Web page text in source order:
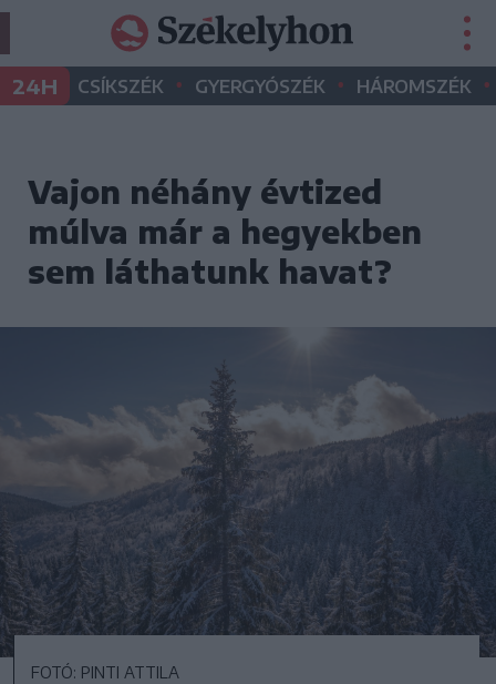
24H CSÍKSZÉK • GYERGYÓSZÉK • HÁROMSZÉK •
Vajon néhány évtized
múlva már a hegyekben
sem láthatunk havat?
FOTÓ: PINTI ATTILA